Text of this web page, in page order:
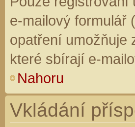
e-mailový formulář
opatření umožňuje
které sbírají e-
Nahoru
Vkládání